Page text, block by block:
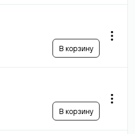
В корзину
В корзину